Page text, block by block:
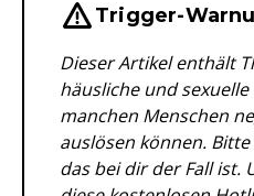
Wichtige
Trigger-
Dieser Artikel enthält
häusliche und
manchen Menschen
auslösen können.
das bei dir der Fall ist.